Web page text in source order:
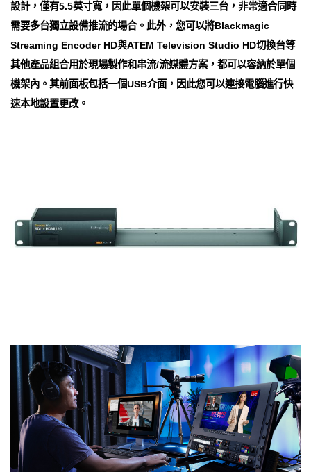
設計，僅有5.5英寸寬，因此單個機架可以安裝三台，非常適合同時
需要多台獨立設備推流的場合。此外，您可以將Blackmagic
Streaming Encoder HD與ATEM Television Studio HD切換台等
其他產品組合用於現場製作和串流/流媒體方案，都可以容納於單個
機架內。其前面板包括一個USB介面，因此您可以連接電腦進行快
速本地設置更改。